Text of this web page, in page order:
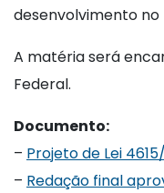
desenvolvimento no
A matéria será
Documento:
– Projeto de Lei
– Redação final